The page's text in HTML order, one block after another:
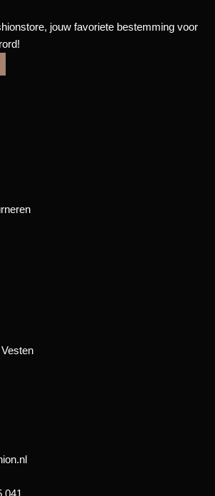
jouw favoriete bestemming voor
041